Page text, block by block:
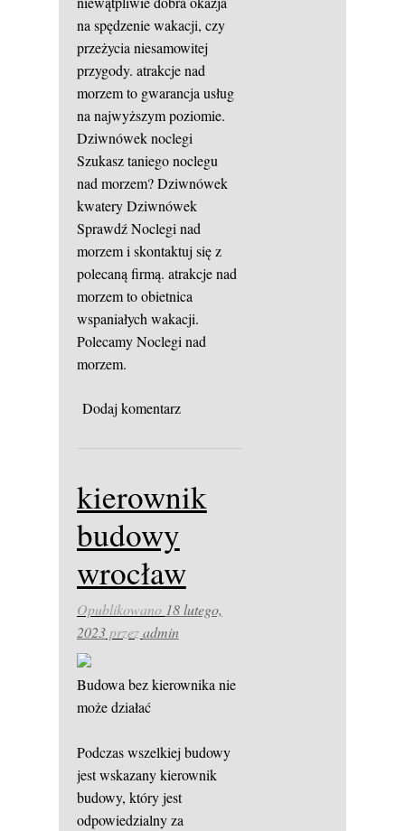
na spędzenie wakacji, czy
przeżycia niesamowitej
przygody. atrakcje nad
morzem to gwarancja usług
na najwyższym poziomie.
Dziwnówek noclegi
Szukasz taniego noclegu
nad morzem?Dziwnówek
kwatery Dziwnówek
Sprawdź Noclegi nad
morzem i skontaktuj się z
polecaną firmą. atrakcje nad
morzem to obietnica
wspaniałych wakacji.
Polecamy Noclegi nad
morzem.
Dodaj komentarz
kierownik
budowy
wrocław
Opublikowano 18 lutego,
2023przezadmin
Budowa bez kierownika nie
może działać
Podczas wszelkiej budowy
jest wskazany kierownik
budowy, który jest
odpowiedzialny za